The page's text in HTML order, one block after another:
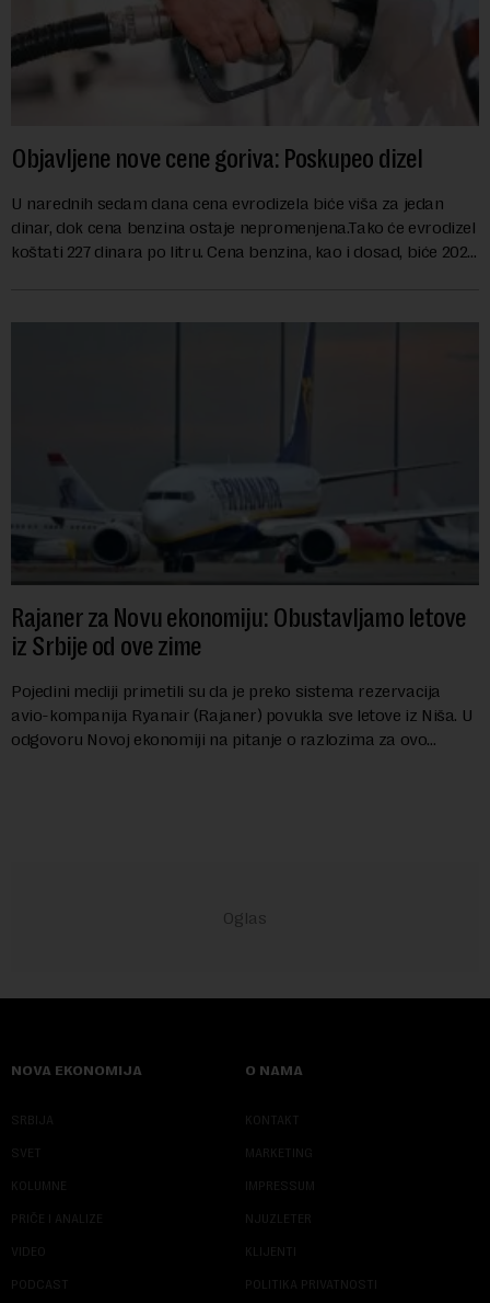
Objavljene nove cene goriva: Poskupeo dizel
U narednih sedam dana cena evrodizela biće viša za jedan
dinar, dok cena benzina ostaje nepromenjena.Tako će evrodizel
koštati 227 dinara po litru. Cena benzina, kao i dosad, biće 202
Rajaner za Novu ekonomiju: Obustavljamo letove
iz Srbije od ove zime
Pojedini mediji primetili su da je preko sistema rezervacija
avio-kompanija Ryanair (Rajaner) povukla sve letove iz Niša. U
odgovoru Novoj ekonomiji na pitanje o razlozima za ovo
NOVA EKONOMIJA
SRBIJA
SVET
KOLUMNE
PRIČE I ANALIZE
VIDEO
PODCAST
O NAMA
KONTAKT
MARKETING
IMPRESSUM
NJUZLETER
KLIJENTI
POLITIKA PRIVATNOSTI